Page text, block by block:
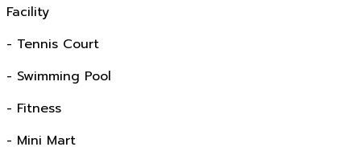
Facility
- Tennis Court
- Swimming Pool
- Fitness
- Mini Mart